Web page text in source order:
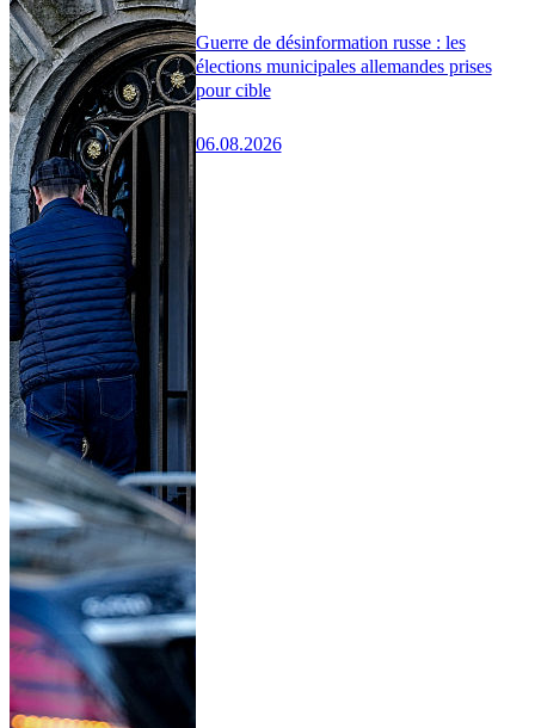
Guerre de désinformation russe : les
élections municipales allemandes prises
pour cible
06.08.2026